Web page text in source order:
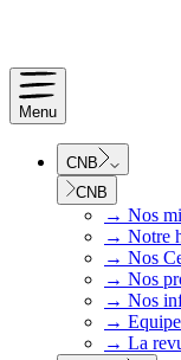
Menu
CNB
CNB
→ Nos
→ Notre
→ Nos
→ Nos
→ Nos
→
→ La